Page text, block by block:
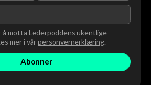
å motta Lederpoddens ukentlige
mer i vårpersonvernerklæring.